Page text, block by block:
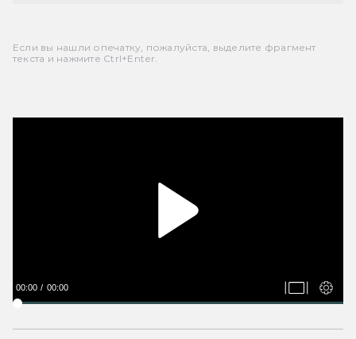
Если вы нашли опечатку, пожалуйста, выделите фрагмент
текста и нажмите Ctrl+Enter.
00:00 00:00